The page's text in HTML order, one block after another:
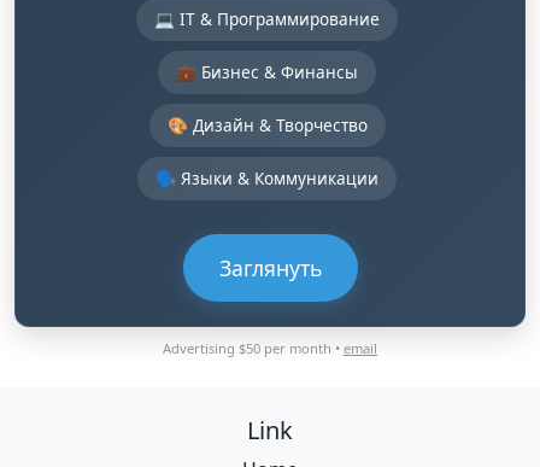
💻 IT & Программирование
💼 Бизнес & Финансы
🎨 Дизайн & Творчество
🗣️ Языки & Коммуникации
Заглянуть
Advertising $50 per month • email
Link